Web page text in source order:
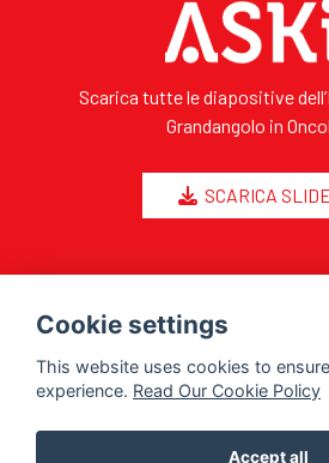
Scarica tutte le diapositive
Grandangolo in
SCARICA
Cookie settings
This website uses cookies to
experience. Read Our Cookie Policy
Accept all